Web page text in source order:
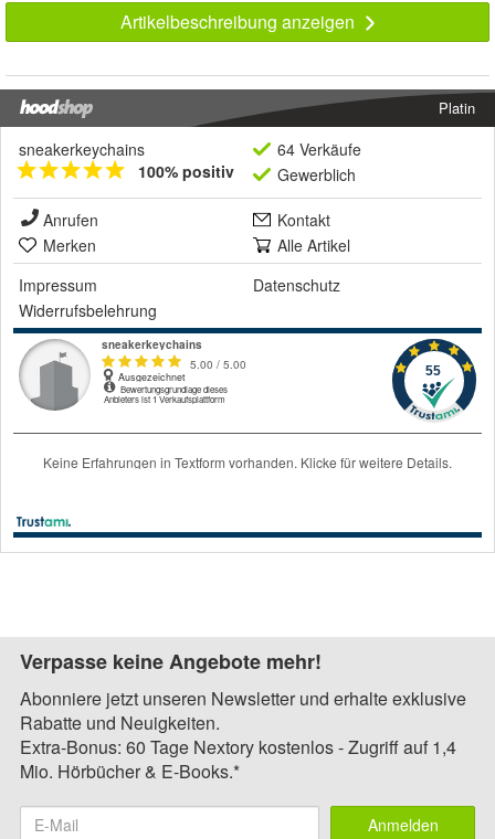
Artikelbeschreibung anzeigen
Platin
sneakerkeychains
100% positiv
64 Verkäufe
Gewerblich
Anrufen
Kontakt
Merken
Alle Artikel
Impressum
Datenschutz
Widerrufsbelehrung
Verpasse keine Angebote mehr!
Abonniere jetzt unseren Newsletter und erhalte exklusive
Rabatte und Neuigkeiten.
Extra-Bonus: 60 Tage Nextory kostenlos - Zugriff auf 1,4
Mio. Hörbücher & E-Books.*
Anmelden